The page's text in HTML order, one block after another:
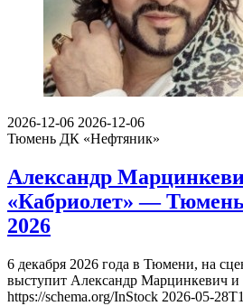
2026-12-06 2026-12-06
Тюмень ДК «Нефтяник»
Александр
«Кабриолет» —
2026
6 декабря 2026 года в Тюмени, на
выступит Александр Марцинкевич и
https://schema.org/InStock 2026-05-